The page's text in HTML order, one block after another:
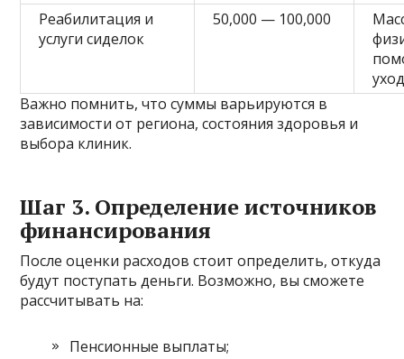
Реабилитация и
услуги сиделок
50,000 — 100,000
Важно помнить, что суммы варьируются в
зависимости от региона, состояния здоровья и
выбора клиник.
Шаг 3. Определение источников
финансирования
После оценки расходов стоит определить, откуда
будут поступать деньги. Возможно, вы сможете
рассчитывать на:
Пенсионные выплаты;